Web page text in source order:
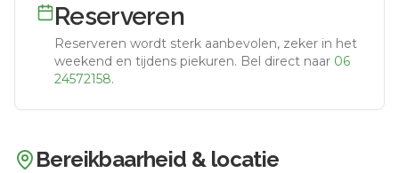
Reserveren
Reserveren wordt sterk aanbevolen, zeker in het
weekend en tijdens piekuren. Bel direct naar 06
24572158.
Bereikbaarheid & locatie